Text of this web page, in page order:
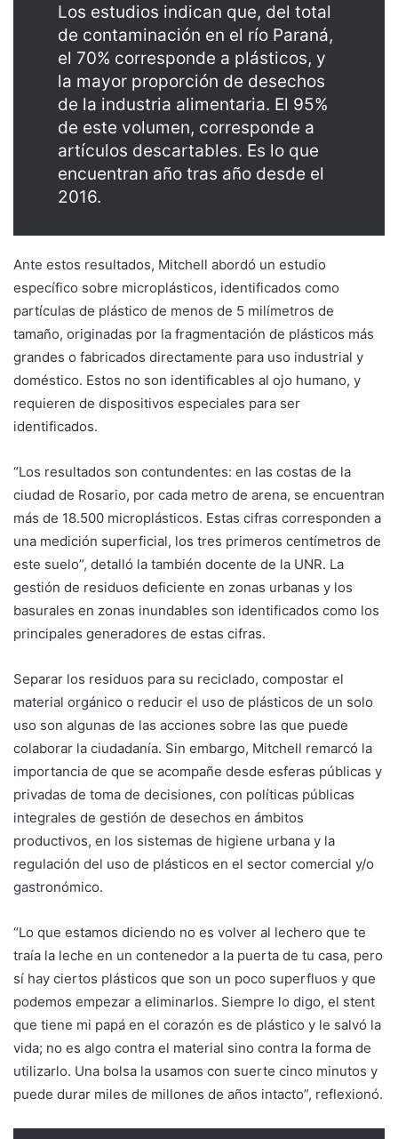
Los estudios indican que, del total
de contaminación en el río Paraná,
el 70% corresponde a plásticos, y
la mayor proporción de desechos
de la industria alimentaria. El 95%
de este volumen, corresponde a
artículos descartables. Es lo que
encuentran año tras año desde el
2016.
Ante estos resultados, Mitchell abordó un estudio
específico sobre microplásticos, identificados como
partículas de plástico de menos de 5 milímetros de
tamaño, originadas por la fragmentación de plásticos más
grandes o fabricados directamente para uso industrial y
doméstico. Estos no son identificables al ojo humano, y
requieren de dispositivos especiales para ser
identificados.
“Los resultados son contundentes: en las costas de la
ciudad de Rosario, por cada metro de arena, se encuentran
más de 18.500 microplásticos. Estas cifras corresponden a
una medición superficial, los tres primeros centímetros de
este suelo”, detalló la también docente de la UNR. La
gestión de residuos deficiente en zonas urbanas y los
basurales en zonas inundables son identificados como los
principales generadores de estas cifras.
Separar los residuos para su reciclado, compostar el
material orgánico o reducir el uso de plásticos de un solo
uso son algunas de las acciones sobre las que puede
colaborar la ciudadanía. Sin embargo, Mitchell remarcó la
importancia de que se acompañe desde esferas públicas y
privadas de toma de decisiones, con políticas públicas
integrales de gestión de desechos en ámbitos
productivos, en los sistemas de higiene urbana y la
regulación del uso de plásticos en el sector comercial y/o
gastronómico.
“Lo que estamos diciendo no es volver al lechero que te
traía la leche en un contenedor a la puerta de tu casa, pero
sí hay ciertos plásticos que son un poco superfluos y que
podemos empezar a eliminarlos. Siempre lo digo, el stent
que tiene mi papá en el corazón es de plástico y le salvó la
vida; no es algo contra el material sino contra la forma de
utilizarlo. Una bolsa la usamos con suerte cinco minutos y
puede durar miles de millones de años intacto”, reflexionó.